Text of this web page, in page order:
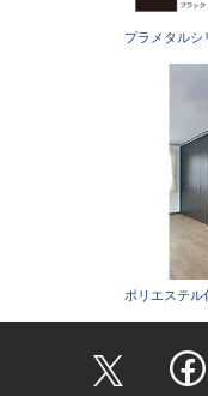
プラメタルシ
ポリエステル